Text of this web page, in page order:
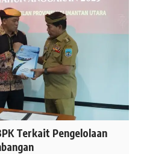
Terkait Pengelolaan